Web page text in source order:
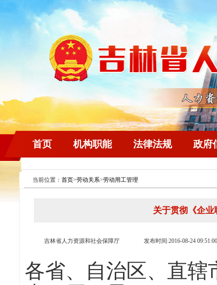
首页 机构职能 法律法规 政府
当前位置： 首页>劳动关系>劳动用工管理
关于贯彻《企
吉林省人力资源和社会保障厅 发布时间:2016-08-24 09:51:00
各省、自治区、直辖